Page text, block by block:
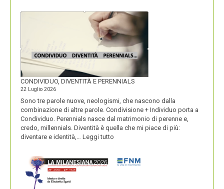
MACARONS
CONDIVIDUO, DIVENTITÀ E PERENNIALS
22 Luglio 2026
Sono tre parole nuove, neologismi, che nascono dalla
combinazione di altre parole. Condivisione + Individuo porta a
Condividuo. Perennials nasce dal matrimonio di perenne e,
credo, millennials. Diventità è quella che mi piace di più:
diventare e identità,… Leggi tutto
E